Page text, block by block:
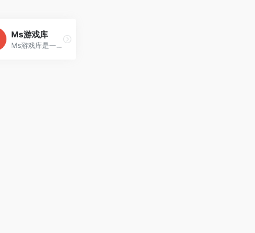
Ms游戏库
Ms游戏库是一个专注于提供最新、最全、最热门的单机游戏资源的平台。